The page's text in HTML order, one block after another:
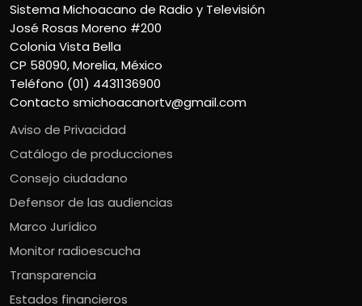
Sistema Michoacano de Radio y Televisión
José Rosas Moreno #200
Colonia Vista Bella
CP 58090, Morelia, México
Teléfono (01) 4431136900
Contacto smichoacanortv@gmail.com
Aviso de Privacidad
Catálogo de producciones
Consejo ciudadano
Defensor de las audiencias
Marco Jurídico
Monitor radioescucha
Transparencia
Estados financieros